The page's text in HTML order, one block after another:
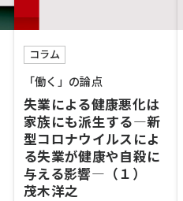
コラム
「働く」の論点
失業による健康悪化は
家族にも派生する―新
型コロナウイルスによ
る失業が健康や自殺に
与える影響―（１）
茂木洋之